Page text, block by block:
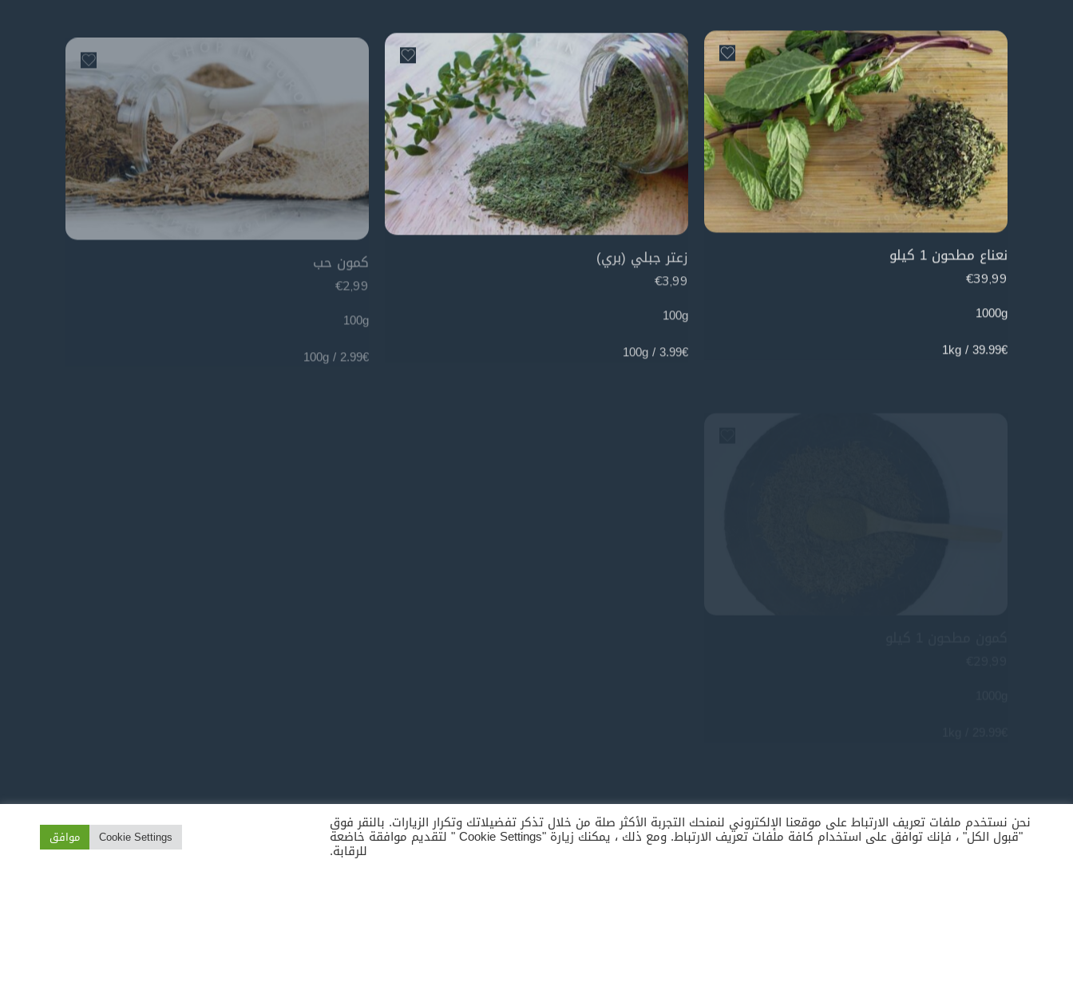
نعناع مطحون 1 كيلو
€39,99
1000g
39.99€ / 1kg
زعتر جبلي (بري)
€3,99
100g
3.99€ / 100g
كمون حب
€2,99
100g
2.99€ / 100g
نحن نستخدم ملفات تعريف الارتباط على موقعنا الإلكتروني لنمنحك التجربة الأكثر صلة من خلال تذكر تفضيلاتك وتكرار الزيارات. بالنقر فوق
"قبول الكل" ، فإنك توافق على استخدام كافة ملفات تعريف الارتباط. ومع ذلك ، يمكنك زيارة "Cookie Settings " لتقديم موافقة خاضعة
للرقابة.
Cookie Settings موافق